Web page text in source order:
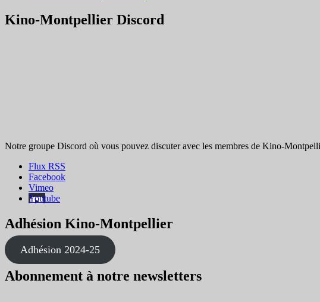
Kino-Montpellier Discord
Notre groupe Discord où vous pouvez discuter avec les membres de Kino-
Flux RSS
Facebook
Vimeo
Youtube
Adhésion Kino-Montpellier
Adhésion 2024-25
Abonnement à notre newsletters